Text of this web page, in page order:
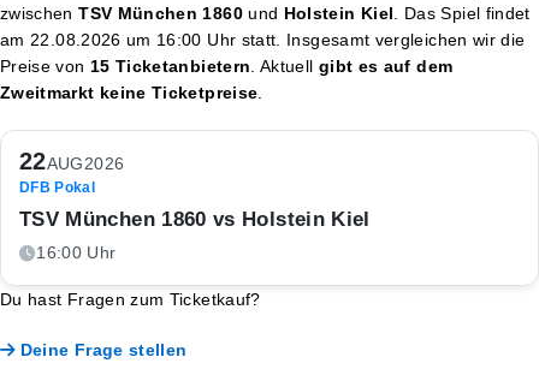
zwischenTSV München 1860und Holstein Kiel. Das Spiel findet
am22.08.2026 um 16:00 Uhr statt. Insgesamt vergleichen wir die
Preise von 15 Ticketanbietern. Aktuell gibt es auf dem
Zweitmarkt keine Ticketpreise.
22AUG2026
DFB Pokal
TSV München 1860 vs Holstein Kiel
16:00 Uhr
Du hast Fragen zum Ticketkauf?
Deine Frage stellen